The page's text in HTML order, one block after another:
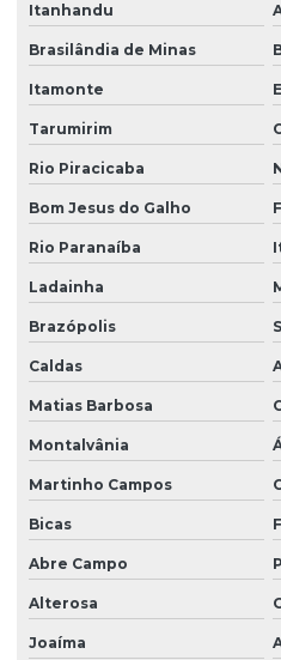
Itanhandu
Brasilândia de Minas
Itamonte
Tarumirim
Rio Piracicaba
Bom Jesus do Galho
Rio Paranaíba
Ladainha
Brazópolis
Caldas
Matias Barbosa
Montalvânia
Martinho Campos
Bicas
Abre Campo
Alterosa
Joaíma